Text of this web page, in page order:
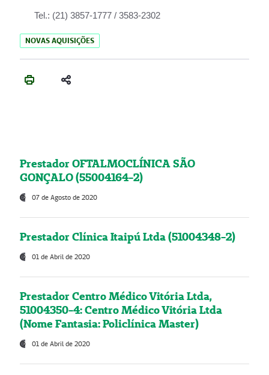
Tel.: (21) 3857-1777 / 3583-2302
NOVAS AQUISIÇÕES
Prestador OFTALMOCLÍNICA SÃO
GONÇALO (55004164-2)
07 de Agosto de 2020
Prestador Clínica Itaipú Ltda (51004348-2)
01 de Abril de 2020
Prestador Centro Médico Vitória Ltda,
51004350-4: Centro Médico Vitória Ltda
(Nome Fantasia: Policlínica Master)
01 de Abril de 2020